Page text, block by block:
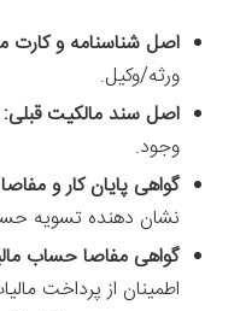
اصل شناسنامه و کارت
ورثه/وکیل.
اصل سند مالکیت قبلی:
وجود.
گواهی پایان کار و
نشان دهنده تسویه
گواهی مفاصا حساب
اطمینان از پرداخت